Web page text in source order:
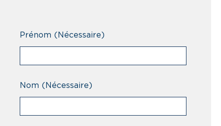
Prénom (Nécessaire)
Nom (Nécessaire)